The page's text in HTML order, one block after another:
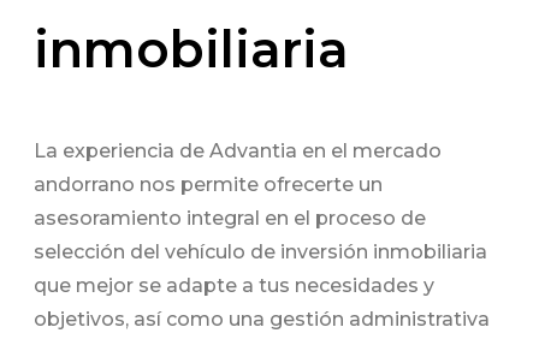
inmobiliaria
La experiencia de Advantia en el mercado
andorrano nos permite ofrecerte un
asesoramiento integral en el proceso de
selección del vehículo de inversión inmobiliaria
que mejor se adapte a tus necesidades y
objetivos, así como una gestión administrativa